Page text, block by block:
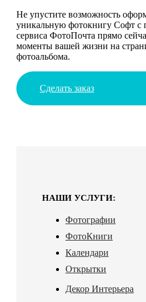
Не упустите возможность
уникальную фотокнигу Софт
сервиса ФотоПочта прямо
моменты вашей жизни на
фотоальбома.
Сделать заказ
НАШИ УСЛУГИ:
Фотографии
ФотоКниги
Календари
Открытки
Декор Интерьера